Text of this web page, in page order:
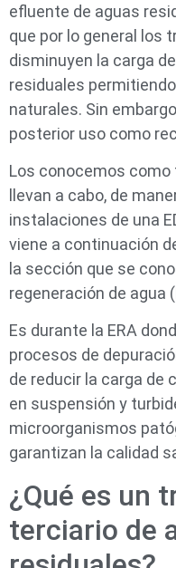
efluente de aguas
que por lo general los
disminuyen la carga
residuales
naturales. Sin
posterior uso como
Los conocemos
llevan a cabo, de
instalaciones de una
viene a continuación
la sección que se
regeneración de agua
Es durante la ERA
procesos de
de reducir la carga de
en suspensión y
microorganismos
garantizan la calidad
¿Qué es un
terciario de